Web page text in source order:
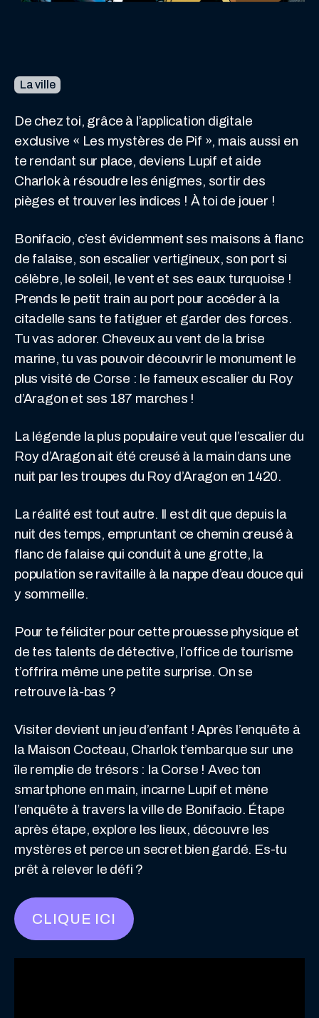
La ville
De chez toi, grâce à l’application digitale
exclusive « Les mystères de Pif », mais aussi en
te rendant sur place, deviens Lupif et aide
Charlok à résoudre les énigmes, sortir des
pièges et trouver les indices ! À toi de jouer !
Bonifacio, c’est évidemment ses maisons à flanc
de falaise, son escalier vertigineux, son port si
célèbre, le soleil, le vent et ses eaux turquoise !
Prends le petit train au port pour accéder à la
citadelle sans te fatiguer et garder des forces.
Tu vas adorer. Cheveux au vent de la brise
marine, tu vas pouvoir découvrir le monument le
plus visité de Corse : le fameux escalier du Roy
d’Aragon et ses 187 marches !
La légende la plus populaire veut que l’escalier du
Roy d’Aragon ait été creusé à la main dans une
nuit par les troupes du Roy d’Aragon en 1420.
La réalité est tout autre. Il est dit que depuis la
nuit des temps, empruntant ce chemin creusé à
flanc de falaise qui conduit à une grotte, la
population se ravitaille à la nappe d’eau douce qui
y sommeille.
Pour te féliciter pour cette prouesse physique et
de tes talents de détective, l’office de tourisme
t’offrira même une petite surprise. On se
retrouve là-bas ?
Visiter devient un jeu d’enfant ! Après l’enquête à
la Maison Cocteau, Charlok t’embarque sur une
île remplie de trésors : la Corse ! Avec ton
smartphone en main, incarne Lupif et mène
l’enquête à travers la ville de Bonifacio. Étape
après étape, explore les lieux, découvre les
mystères et perce un secret bien gardé. Es-tu
prêt à relever le défi ?
CLIQUE ICI